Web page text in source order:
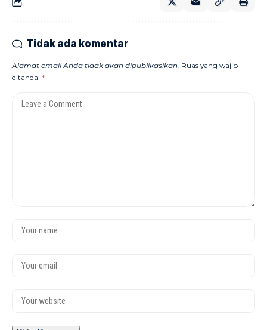
Tidak ada komentar
Alamat email Anda tidak akan dipublikasikan. Ruas yang wajib
ditandai *